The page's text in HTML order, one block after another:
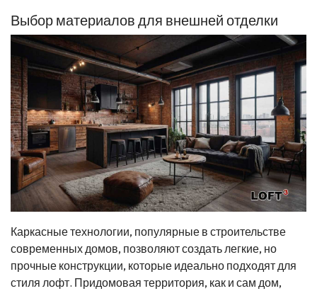
Выбор материалов для внешней отделки
Каркасные технологии, популярные в строительстве
современных домов, позволяют создать легкие, но
прочные конструкции, которые идеально подходят для
стиля лофт. Придомовая территория, как и сам дом,